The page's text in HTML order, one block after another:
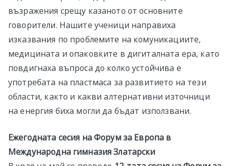
възражения срещу казаното от основните
говорители. Нашите ученици направиха
изказвания по проблемите на комуникациите,
медицината и опаковките в дигиталната ера, като
повдигнаха въпроса до колко устойчива е
употребата на пластмаса за развитието на тези
области, както и какви алтернативни източници
на енергия биха могли да бъдат използвани.
Eжегодната сесия на Форум за Европа в
Международна гимназия Златарски